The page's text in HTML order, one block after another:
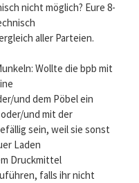
nicht möglich? Eure 8-
aller Parteien.
Wollte die bpb mit
und dem Pöbel ein
und mit der
sein, weil sie sonst
Laden
Druckmittel
falls ihr nicht